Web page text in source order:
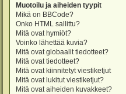
Muotoilu ja aiheiden tyypit
Mikä on BBCode?
Onko HTML sallittu?
Mitä ovat hymiöt?
Voinko lähettää kuvia?
Mitä ovat globaalit tiedotteet?
Mitä ovat tiedotteet?
Mitä ovat kiinnitetyt viestiketjut
Mitä ovat lukitut viestiketjut?
Mitä ovat aiheiden kuvakkeet?